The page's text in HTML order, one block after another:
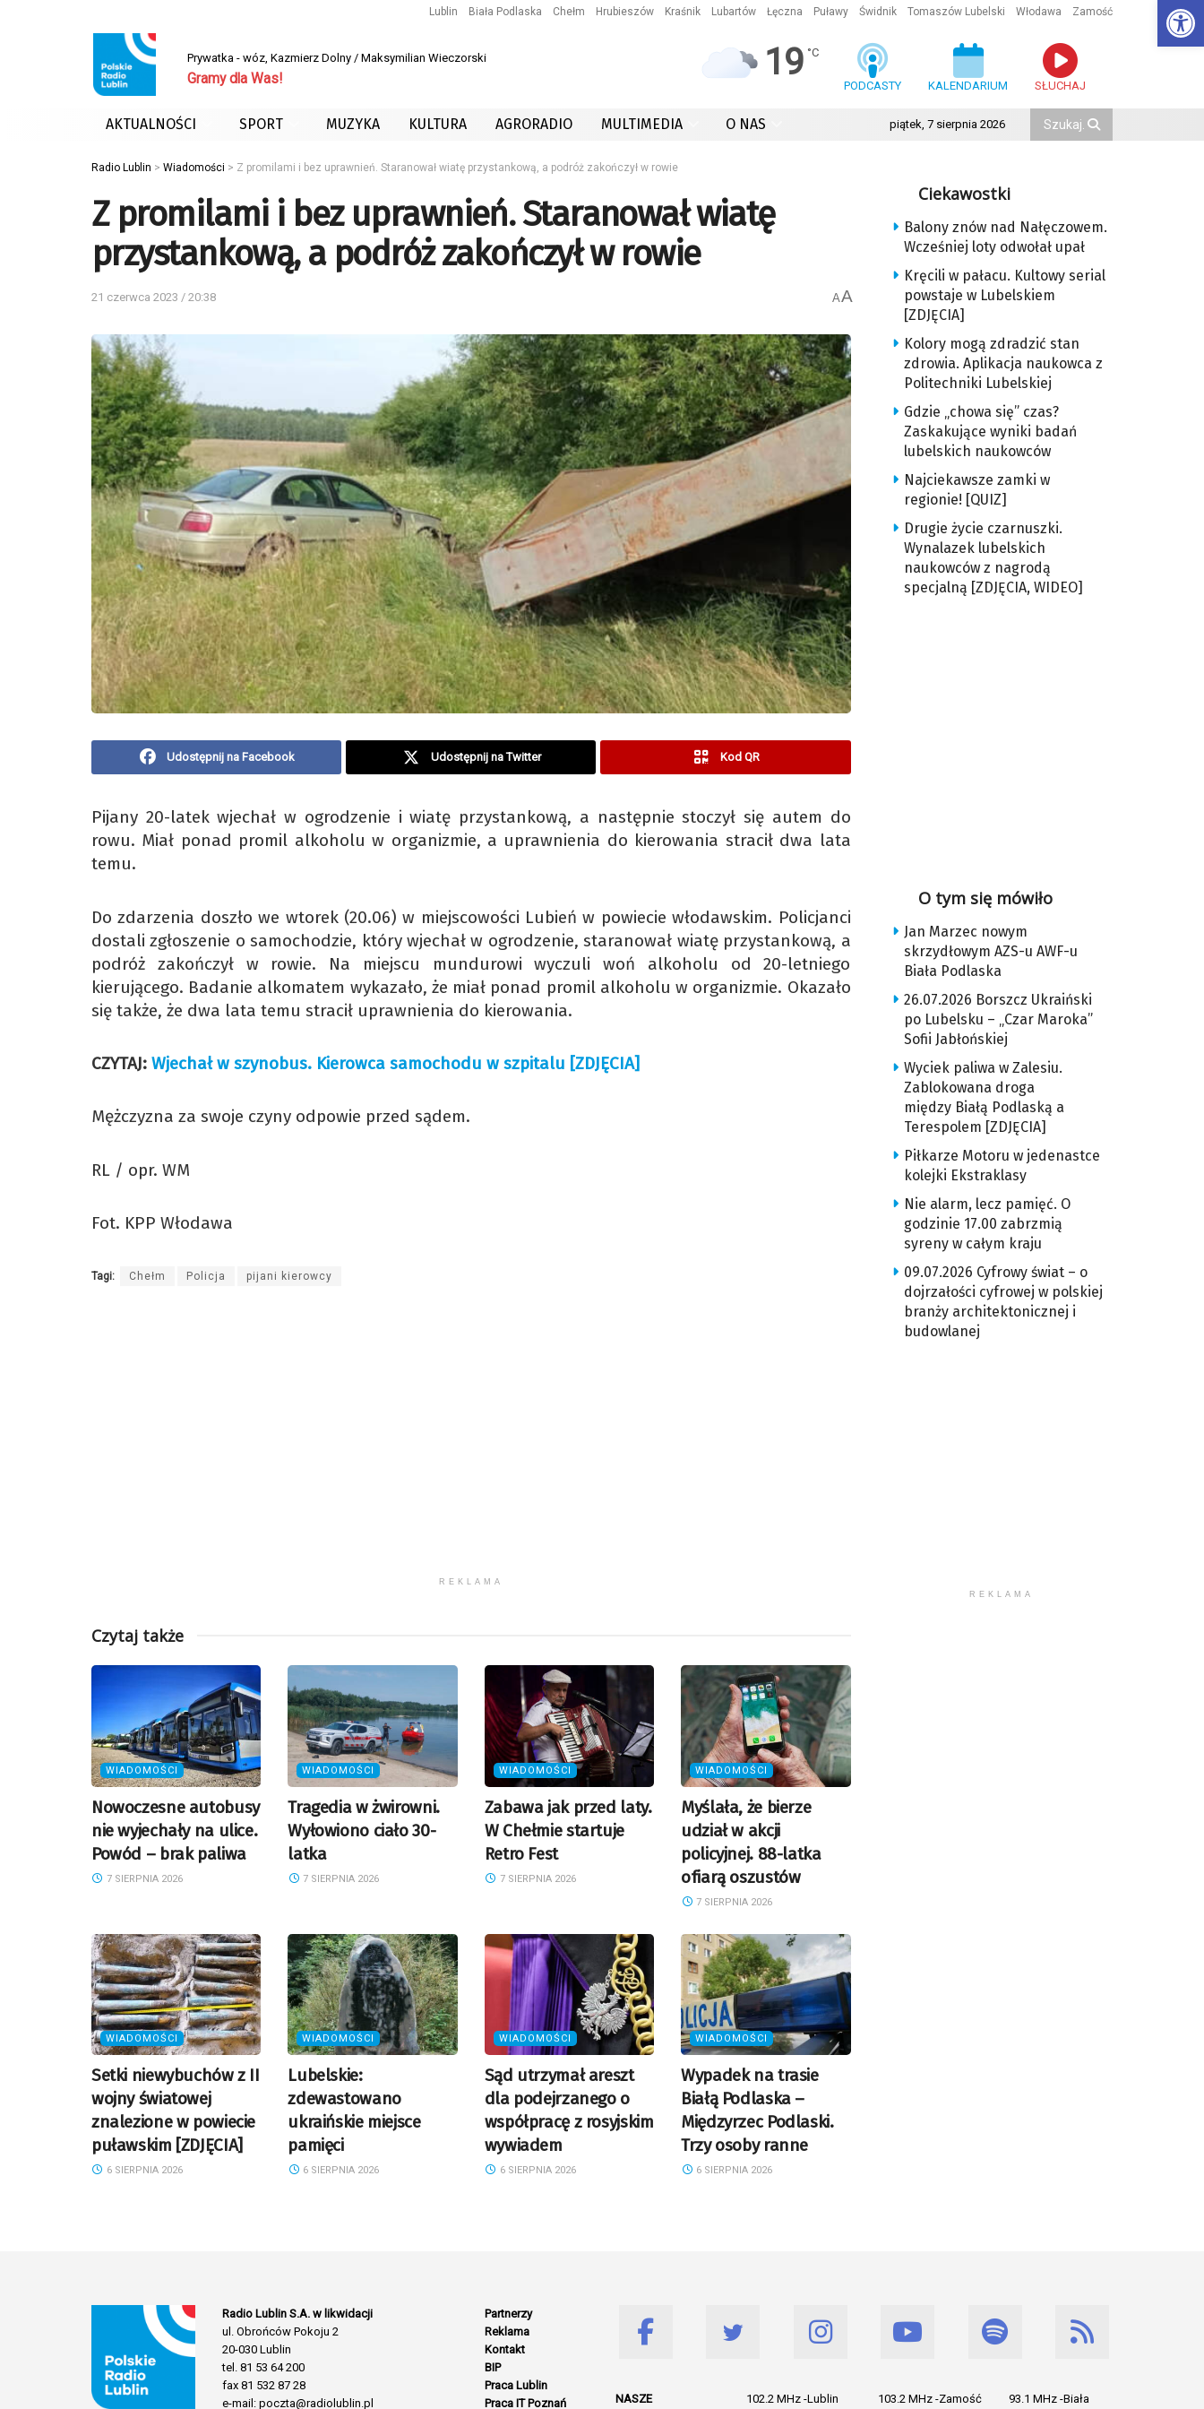
Lublin Biała Podlaska Chełm Hrubieszów Kraśnik Lubartów Łęczna Puławy Świdnik Tomaszów Lubelski Włodawa Zamość
Prywatka - wóz, Kazmierz Dolny / Maksymilian Wieczorski
Gramy dla Was! 19 °C
PODCASTY KALENDARIUM SŁUCHAJ
AKTUALNOŚCI SPORT MUZYKA KULTURA AGRORADIO MULTIMEDIA O NAS piątek, 7 sierpnia 2026
Radio Lublin > Wiadomości > Z promilami i bez uprawnień. Staranował wiatę przystankową, a podróż zakończył w rowie
Z promilami i bez uprawnień. Staranował wiatę
przystankową, a podróż zakończył w rowie
21 czerwca 2023 / 20:38 AA
Udostępnij na Facebook Udostępnij na Twitter Kod QR
Pijany 20-latek wjechał w ogrodzenie i wiatę przystankową, a następnie stoczył się autem do
rowu. Miał ponad promil alkoholu w organizmie, a uprawnienia do kierowania stracił dwa lata
temu.
Do zdarzenia doszło we wtorek (20.06) w miejscowości Lubień w powiecie włodawskim. Policjanci
dostali zgłoszenie o samochodzie, który wjechał w ogrodzenie, staranował wiatę przystankową, a
podróż zakończył w rowie. Na miejscu mundurowi wyczuli woń alkoholu od 20-letniego
kierującego. Badanie alkomatem wykazało, że miał ponad promil alkoholu w organizmie. Okazało
się także, że dwa lata temu stracił uprawnienia do kierowania.
CZYTAJ: Wjechał w szynobus. Kierowca samochodu w szpitalu [ZDJĘCIA]
Mężczyzna za swoje czyny odpowie przed sądem.
RL / opr. WM
Fot. KPP Włodawa
Tagi: Chełm Policja pijani kierowcy
REKLAMA
Czytaj także
WIADOMOŚCI
Nowoczesne autobusy
nie wyjechały na ulice.
Powód – brak paliwa
7 SIERPNIA 2026
WIADOMOŚCI
Tragedia w żwirowni.
Wyłowiono ciało 30-
latka
7 SIERPNIA 2026
WIADOMOŚCI
Zabawa jak przed laty.
W Chełmie startuje
Retro Fest
7 SIERPNIA 2026
WIADOMOŚCI
Myślała, że bierze
udział w akcji
policyjnej. 88-latka
ofiarą oszustów
7 SIERPNIA 2026
WIADOMOŚCI
Setki niewybuchów z II
wojny światowej
znalezione w powiecie
puławskim [ZDJĘCIA]
6 SIERPNIA 2026
WIADOMOŚCI
Lubelskie:
zdewastowano
ukraińskie miejsce
pamięci
6 SIERPNIA 2026
WIADOMOŚCI
Sąd utrzymał areszt
dla podejrzanego o
współpracę z rosyjskim
wywiadem
6 SIERPNIA 2026
WIADOMOŚCI
Wypadek na trasie
Białą Podlaska –
Międzyrzec Podlaski.
Trzy osoby ranne
6 SIERPNIA 2026
Ciekawostki
Balony znów nad Nałęczowem.
Wcześniej loty odwołał upał
Kręcili w pałacu. Kultowy serial
powstaje w Lubelskiem
[ZDJĘCIA]
Kolory mogą zdradzić stan
zdrowia. Aplikacja naukowca z
Politechniki Lubelskiej
Gdzie „chowa się” czas?
Zaskakujące wyniki badań
lubelskich naukowców
Najciekawsze zamki w
regionie! [QUIZ]
Drugie życie czarnuszki.
Wynalazek lubelskich
naukowców z nagrodą
specjalną [ZDJĘCIA, WIDEO]
O tym się mówiło
Jan Marzec nowym
skrzydłowym AZS-u AWF-u
Biała Podlaska
26.07.2026 Borszcz Ukraiński
po Lubelsku – „Czar Maroka”
Sofii Jabłońskiej
Wyciek paliwa w Zalesiu.
Zablokowana droga
między Białą Podlaską a
Terespolem [ZDJĘCIA]
Piłkarze Motoru w jedenastce
kolejki Ekstraklasy
Nie alarm, lecz pamięć. O
godzinie 17.00 zabrzmią
syreny w całym kraju
09.07.2026 Cyfrowy świat – o
dojrzałości cyfrowej w polskiej
branży architektonicznej i
budowlanej
REKLAMA
Radio Lublin S.A. w likwidacji
ul. Obrońców Pokoju 2
20-030 Lublin
tel. 81 53 64 200
fax 81 532 87 28
e-mail: poczta@radiolublin.pl
Partnerzy
Reklama
Kontakt
BIP
Praca Lublin
Praca IT Poznań
NASZE 102.2 MHz -Lublin 103.2 MHz -Zamość 93.1 MHz -Biała